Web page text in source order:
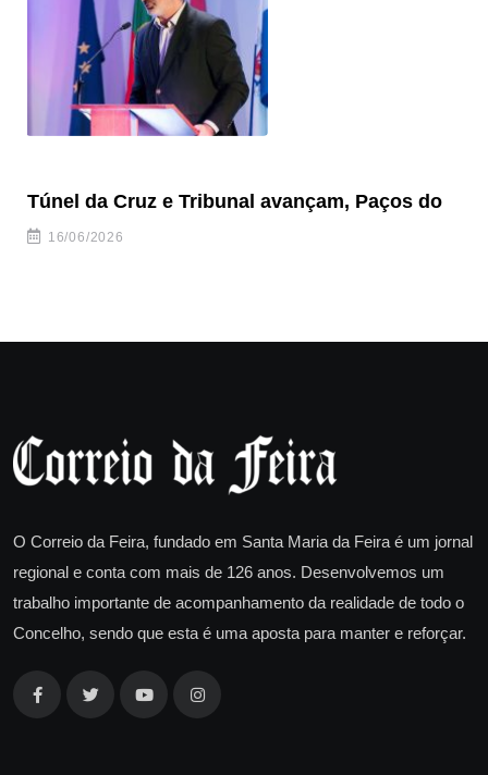
Túnel da Cruz e Tribunal avançam, Paços do
16/06/2026
O Correio da Feira, fundado em Santa Maria da Feira é um jornal
regional e conta com mais de 126 anos. Desenvolvemos um
trabalho importante de acompanhamento da realidade de todo o
Concelho, sendo que esta é uma aposta para manter e reforçar.